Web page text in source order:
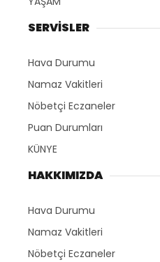
SERVİSLER
Hava Durumu
Namaz Vakitleri
Nöbetçi Eczaneler
Puan Durumları
KÜNYE
HAKKIMIZDA
Hava Durumu
Namaz Vakitleri
Nöbetçi Eczaneler